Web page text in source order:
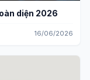
diện 2026
16/06/2026